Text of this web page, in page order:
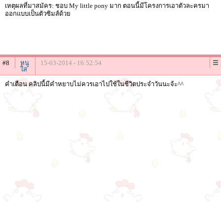
เหตุผลที่มาสมัคร: ชอบ My little pony มาก ตอนนี้มีโครงการเอาตัวละครมา
ออกแบบเป็นตัวซิมส์ด้วย
#8
หนู
ใส
15-03-2014 - 16:52:54
คำเตือน คลิปนี้มีคำหยาบไม่ควรเอาไปใช้ในชีวิตประจำวันนะจ้ะ^^